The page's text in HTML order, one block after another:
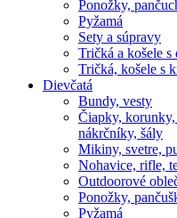
Ponožky,
Pyžamá
Sety a súpravy
Tričká a košele
Tričká, košele s
Dievčatá
Bundy, vesty
Čiapky,
nákrčníky, šály
Mikiny, svetre,
Nohavice, rifle,
Outdoorové
Ponožky,
Pyžamá